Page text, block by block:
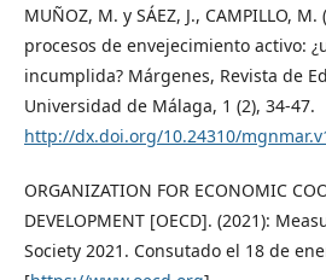
MUÑOZ, M. y SÁEZ, J., CAMPILLO,
procesos de envejecimiento activo:
incumplida? Márgenes, Revista de
Universidad de Málaga, 1 (2), 34-47.
http://dx.doi.org/10.24310/
ORGANIZATION FOR ECONOMIC
DEVELOPMENT [OECD]. (2021):
Society 2021. Consutado el 18 de